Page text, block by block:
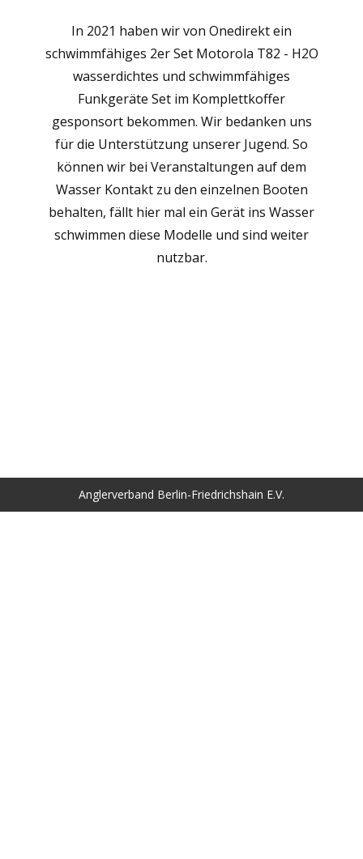
In 2021 haben wir von Onedirekt ein
schwimmfähiges 2er Set Motorola T82 - H2O
wasserdichtes und schwimmfähiges
Funkgeräte Set im Komplettkoffer
gesponsort bekommen. Wir bedanken uns
für die Unterstützung unserer Jugend. So
können wir bei Veranstaltungen auf dem
Wasser Kontakt zu den einzelnen Booten
behalten, fällt hier mal ein Gerät ins Wasser
schwimmen diese Modelle und sind weiter
nutzbar.
Anglerverband Berlin-Friedrichshain E.V.